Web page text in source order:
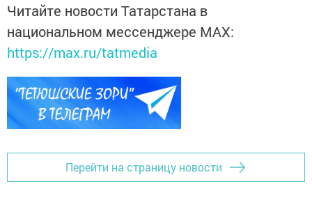
Читайте новости Татарстана в
национальном мессенджере MАХ:
https://max.ru/tatmedia
Перейти на страницу новости